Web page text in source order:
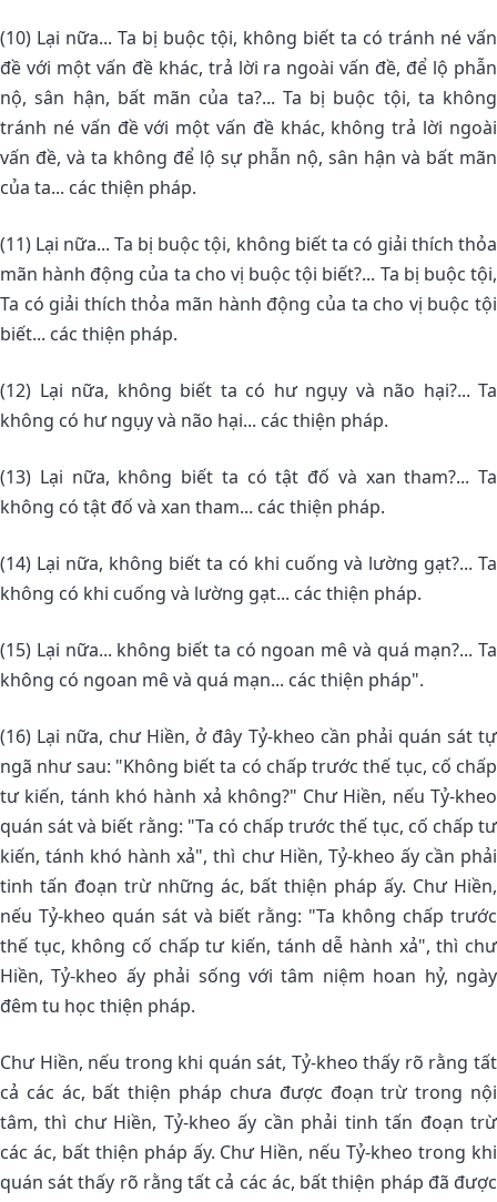
(10) Lại nữa... Ta bị buộc tội, không biết ta có tránh né vấn
đề với một vấn đề khác, trả lời ra ngoài vấn đề, để lộ phẫn
nộ, sân hận, bất mãn của ta?... Ta bị buộc tội, ta không
tránh né vấn đề với một vấn đề khác, không trả lời ngoài
vấn đề, và ta không để lộ sự phẫn nộ, sân hận và bất mãn
của ta... các thiện pháp.
(11) Lại nữa... Ta bị buộc tội, không biết ta có giải thích thỏa
mãn hành động của ta cho vị buộc tội biết?... Ta bị buộc tội,
Ta có giải thích thỏa mãn hành động của ta cho vị buộc tội
biết... các thiện pháp.
(12) Lại nữa, không biết ta có hư ngụy và não hại?... Ta
không có hư ngụy và não hại... các thiện pháp.
(13) Lại nữa, không biết ta có tật đố và xan tham?... Ta
không có tật đố và xan tham... các thiện pháp.
(14) Lại nữa, không biết ta có khi cuống và lường gạt?... Ta
không có khi cuống và lường gạt... các thiện pháp.
(15) Lại nữa... không biết ta có ngoan mê và quá mạn?... Ta
không có ngoan mê và quá mạn... các thiện pháp".
(16) Lại nữa, chư Hiền, ở đây Tỷ-kheo cần phải quán sát tự
ngã như sau: "Không biết ta có chấp trước thế tục, cố chấp
tư kiến, tánh khó hành xả không?" Chư Hiền, nếu Tỷ-kheo
quán sát và biết rằng: "Ta có chấp trước thế tục, cố chấp tư
kiến, tánh khó hành xả", thì chư Hiền, Tỷ-kheo ấy cần phải
tinh tấn đoạn trừ những ác, bất thiện pháp ấy. Chư Hiền,
nếu Tỷ-kheo quán sát và biết rằng: "Ta không chấp trước
thế tục, không cố chấp tư kiến, tánh dễ hành xả", thì chư
Hiền, Tỷ-kheo ấy phải sống với tâm niệm hoan hỷ, ngày
đêm tu học thiện pháp.
Chư Hiền, nếu trong khi quán sát, Tỷ-kheo thấy rõ rằng tất
cả các ác, bất thiện pháp chưa được đoạn trừ trong nội
tâm, thì chư Hiền, Tỷ-kheo ấy cần phải tinh tấn đoạn trừ
các ác, bất thiện pháp ấy. Chư Hiền, nếu Tỷ-kheo trong khi
quán sát thấy rõ rằng tất cả các ác, bất thiện pháp đã được